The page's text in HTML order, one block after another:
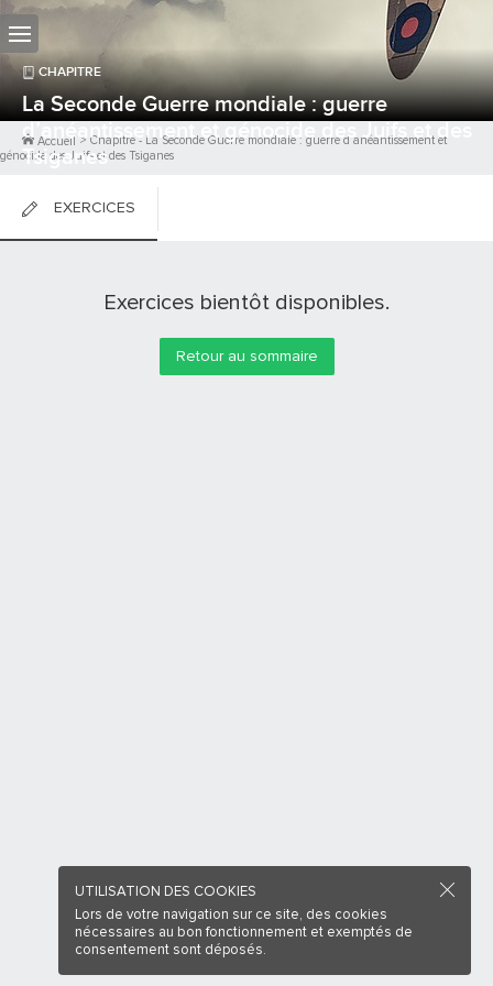
CHAPITRE
La Seconde Guerre mondiale : guerre
d’anéantissement et génocide des Juifs et des
Tsiganes
Accueil > Chapitre - La Seconde Guerre mondiale : guerre d’anéantissement et
génocide des Juifs et des Tsiganes
EXERCICES
Exercices bientôt disponibles.
Retour au sommaire
UTILISATION DES COOKIES
Lors de votre navigation sur ce site, des cookies
nécessaires au bon fonctionnement et exemptés de
consentement sont déposés.